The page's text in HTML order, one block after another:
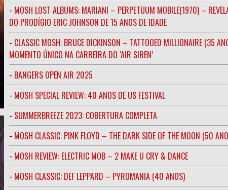
- MOSH LOST ALBUMS: MARIANI – PERPETUUM MOBILE(1970) –
DO PRODÍGIO ERIC JOHNSON DE 15 ANOS DE IDADE
- CLASSIC MOSH: BRUCE DICKINSON – TATTOOED MILLIONAIRE (35
MOMENTO ÚNICO NA CARREIRA DO ‘AIR SIREN’
- BANGERS OPEN AIR 2025
- MOSH SPECIAL REVIEW: 40 ANOS DE US FESTIVAL
- SUMMERBREEZE 2023: COBERTURA COMPLETA
- MOSH CLASSIC: PINK FLOYD – THE DARK SIDE OF THE MOON (50
- MOSH REVIEW: ELECTRIC MOB – 2 MAKE U CRY & DANCE
- MOSH CLASSIC: DEF LEPPARD – PYROMANIA (40 ANOS)